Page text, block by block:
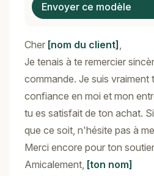
Envoyer ce modèle
Cher [nom du client] ,
Je tenais à te remercier
commande. Je suis vraiment
confiance en moi et mon
tu es satisfait de ton achat.
que ce soit, n'hésite pas à
Merci encore pour ton
Amicalement, [ton nom]